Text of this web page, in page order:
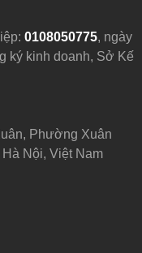
0108050775, ngày
ký kinh doanh, Sở Kế
Phường Xuân
Nội, Việt Nam